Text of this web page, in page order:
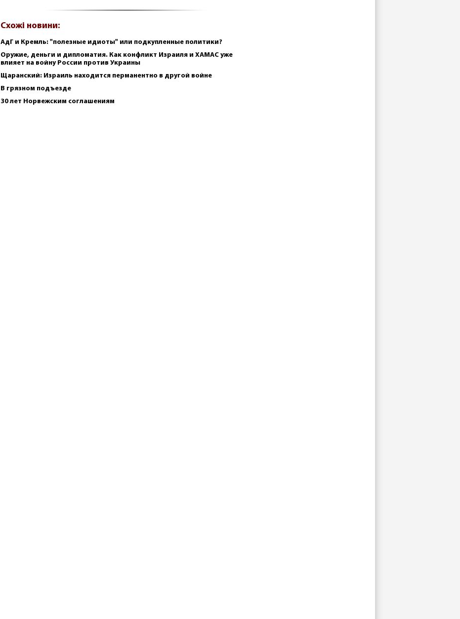
Схожі новини:
АдГ и Кремль: "полезные идиоты" или подкупленные политики?
Оружие, деньги и дипломатия. Как конфликт Израиля и ХАМАС уже
влияет на войну России против Украины
Щаранский: Израиль находится перманентно в другой войне
В грязном подъезде
30 лет Норвежским соглашениям